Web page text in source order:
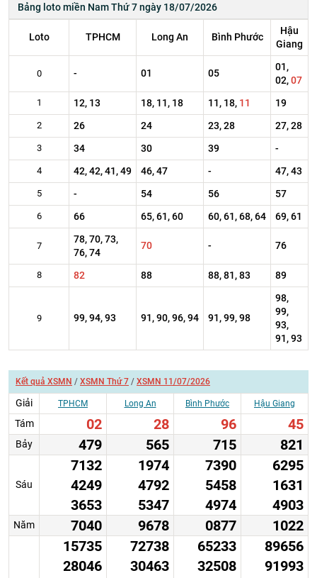
Bảng loto miền Nam Thứ 7 ngày 18/07/2026
Loto TPHCM Long An Bình Phước
Hậu
Giang
0 - 01 05
01,
02,07
1 12, 13 18, 11, 18 11, 18, 11 19
2 26 24 23, 28 27, 28
3 34 30 39 -
4 42, 42, 41, 49 46, 47 - 47, 43
5 - 54 56 57
6 66 65, 61, 60 60, 61, 68, 64 69, 61
7
78, 70, 73,
76, 74
70 - 76
8 82 88 88, 81, 83 89
9 99, 94, 93 91, 90, 96, 94 91, 99, 98
98,
99,
93,
91, 93
Kết quả XSMN / XSMN Thứ 7 / XSMN 11/07/2026
Giải TPHCM Long An Bình Phước Hậu Giang
Tám 02 28 96 45
Bảy 479 565 715 821
Sáu
7132
4249
3653
1974
4792
5347
7390
5458
4974
6295
1631
4903
Năm 7040 9678 0877 1022
15735
28046
72738
30463
65233
32508
89656
91993